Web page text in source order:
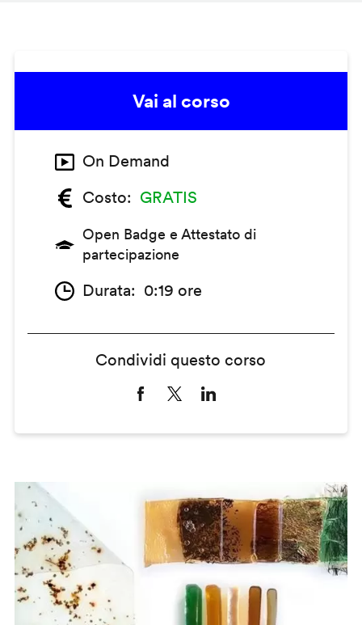
Vai al corso
On Demand
Costo
GRATIS
Open Badge e Attestato di
partecipazione
Durata 0:19 ore
Condividi questo corso